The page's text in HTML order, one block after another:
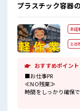
プラスチック容器
未経
土日
おすすめポイント
■お仕事PR
≪NO残業≫
時間をしっかり確保で